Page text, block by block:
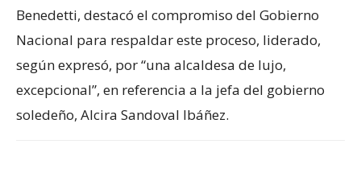
Benedetti, destacó el compromiso del Gobierno
Nacional para respaldar este proceso, liderado,
según expresó, por “una alcaldesa de lujo,
excepcional”, en referencia a la jefa del gobierno
soledeño, Alcira Sandoval Ibáñez.